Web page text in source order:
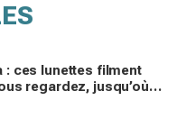
: ces lunettes filment
regardez, jusqu’où